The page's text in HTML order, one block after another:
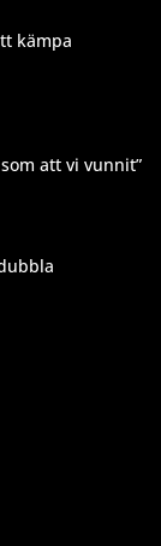
kämpa
att vi vunnit”